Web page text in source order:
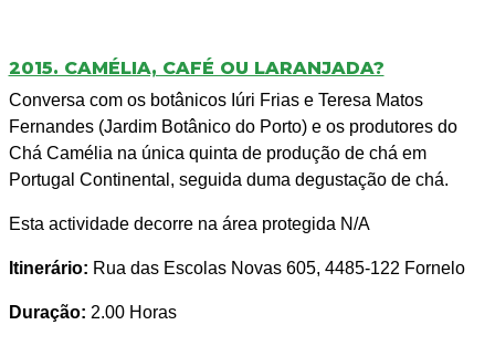
2015. CAMÉLIA, CAFÉ OU LARANJADA?
Conversa com os botânicos Iúri Frias e Teresa Matos
Fernandes (Jardim Botânico do Porto) e os produtores do
Chá Camélia na única quinta de produção de chá em
Portugal Continental, seguida duma degustação de chá.
Esta actividade decorre na área protegida N/A
Itinerário: Rua das Escolas Novas 605, 4485-122 Fornelo
Duração: 2.00 Horas